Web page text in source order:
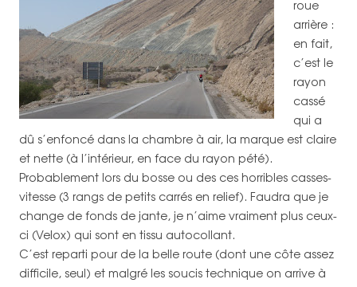
roue
arrière :
en fait,
c’est le
rayon
cassé
qui a
dû s’enfoncé dans la chambre à air, la marque est claire
et nette (à l’intérieur, en face du rayon pété).
Probablement lors du bosse ou des ces horribles casses-
vitesse (3 rangs de petits carrés en relief). Faudra que je
change de fonds de jante, je n’aime vraiment plus ceux-
ci (Velox) qui sont en tissu autocollant.
C’est reparti pour de la belle route (dont une côte assez
difficile, seul) et malgré les soucis technique on arrive à